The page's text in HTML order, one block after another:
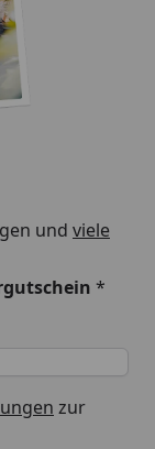
und viele
*
zur